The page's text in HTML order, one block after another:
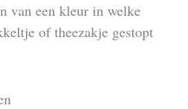
van een kleur in welke
of theezakje gestopt